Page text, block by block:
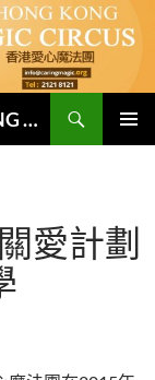
香港愛心魔法團 HONG KONG CARING MAGIC CIRCUS
愛計劃